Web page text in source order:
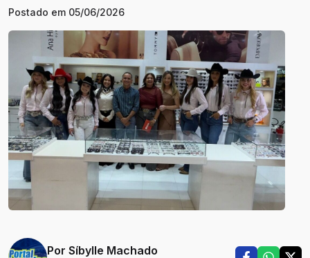
Postado em 05/06/2026
Por Síbylle Machado